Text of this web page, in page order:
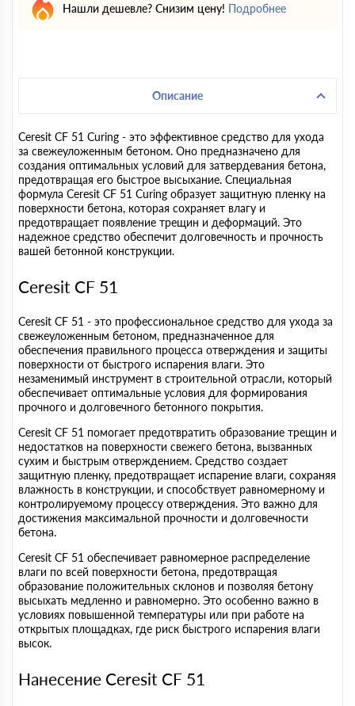
Нашли дешевле? Снизим цену! Подробнее
Описание
Ceresit CF 51 Curing - это эффективное средство для ухода
за свежеуложенным бетоном. Оно предназначено для
создания оптимальных условий для затвердевания бетона,
предотвращая его быстрое высыхание. Специальная
формула Ceresit CF 51 Curing образует защитную пленку на
поверхности бетона, которая сохраняет влагу и
предотвращает появление трещин и деформаций. Это
надежное средство обеспечит долговечность и прочность
вашей бетонной конструкции.
Ceresit CF 51
Ceresit CF 51 - это профессиональное средство для ухода за
свежеуложенным бетоном, предназначенное для
обеспечения правильного процесса отверждения и защиты
поверхности от быстрого испарения влаги. Это
незаменимый инструмент в строительной отрасли, который
обеспечивает оптимальные условия для формирования
прочного и долговечного бетонного покрытия.
Ceresit CF 51 помогает предотвратить образование трещин и
недостатков на поверхности свежего бетона, вызванных
сухим и быстрым отверждением. Средство создает
защитную пленку, предотвращает испарение влаги, сохраняя
влажность в конструкции, и способствует равномерному и
контролируемому процессу отверждения. Это важно для
достижения максимальной прочности и долговечности
бетона.
Ceresit CF 51 обеспечивает равномерное распределение
влаги по всей поверхности бетона, предотвращая
образование положительных склонов и позволяя бетону
высыхать медленно и равномерно. Это особенно важно в
условиях повышенной температуры или при работе на
открытых площадках, где риск быстрого испарения влаги
высок.
Нанесение Ceresit CF 51